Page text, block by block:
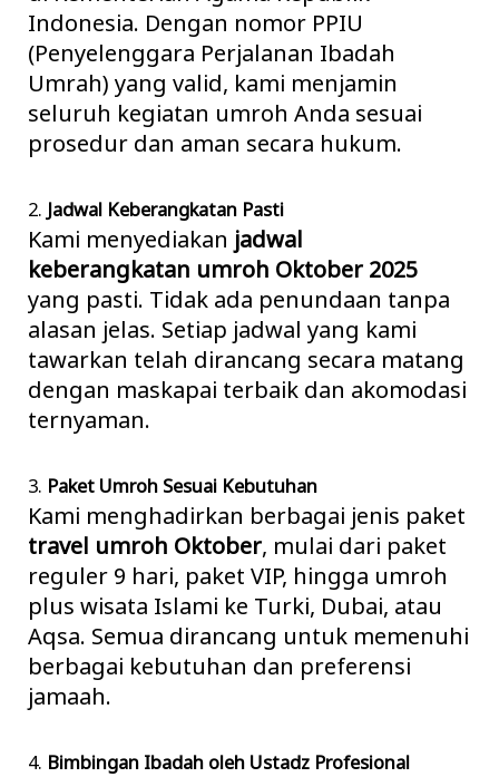
Indonesia. Dengan nomor PPIU
(Penyelenggara Perjalanan Ibadah
Umrah) yang valid, kami menjamin
seluruh kegiatan umroh Anda sesuai
prosedur dan aman secara hukum.
2. Jadwal Keberangkatan Pasti
Kami menyediakan jadwal
keberangkatan umroh Oktober 2025
yang pasti. Tidak ada penundaan tanpa
alasan jelas. Setiap jadwal yang kami
tawarkan telah dirancang secara matang
dengan maskapai terbaik dan akomodasi
ternyaman.
3. Paket Umroh Sesuai Kebutuhan
Kami menghadirkan berbagai jenis paket
travel umroh Oktober, mulai dari paket
reguler 9 hari, paket VIP, hingga umroh
plus wisata Islami ke Turki, Dubai, atau
Aqsa. Semua dirancang untuk memenuhi
berbagai kebutuhan dan preferensi
jamaah.
4. Bimbingan Ibadah oleh Ustadz Profesional